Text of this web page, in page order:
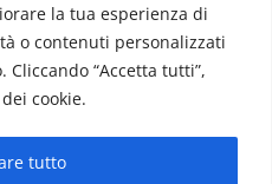
la tua esperienza di
o contenuti personalizzati
“Accetta tutti”,
cookie.
tutto